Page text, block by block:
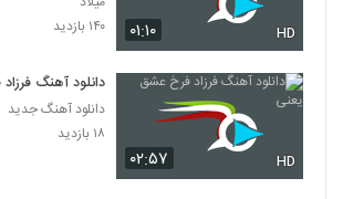
۰۱:۱۰ HD
۱۴۰ بازدید
۰۲:۵۷ HD
دانلود آهنگ
دانلود آهنگ جدید
۱۸ بازدید